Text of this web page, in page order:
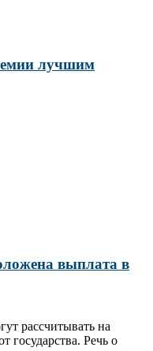
лучшим
выплата в
рассчитывать на
государства. Речь о